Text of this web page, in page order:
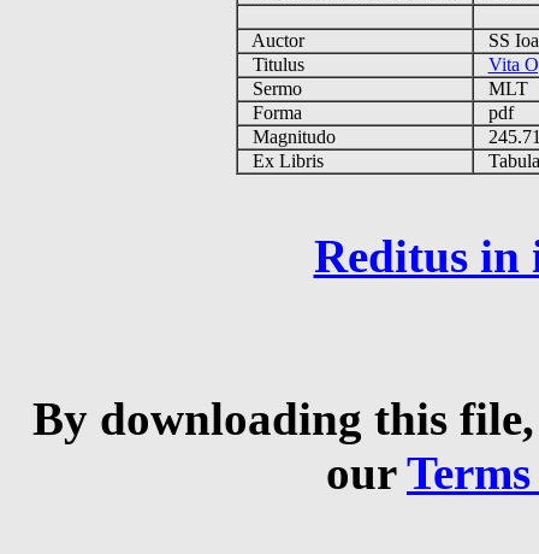
Auctor
SS
Titulus
Vita
Sermo
MLT
Forma
pdf
Magnitudo
Ex Libris
Reditus in
By downloading this
our